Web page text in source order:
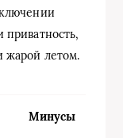
жарой летом.
Минусы